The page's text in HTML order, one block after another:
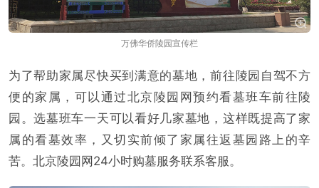
万佛华侨陵园宣传栏
为了帮助家属尽快买到满意的墓地，前往陵园自驾不方
便的家属，可以通过北京陵园网预约看墓班车前往陵
园。选墓班车一天可以看好几家墓地，这样既提高了家
属的看墓效率，又切实前倾了家属往返墓园路上的辛
苦。北京陵园网24小时购墓服务联系客服。